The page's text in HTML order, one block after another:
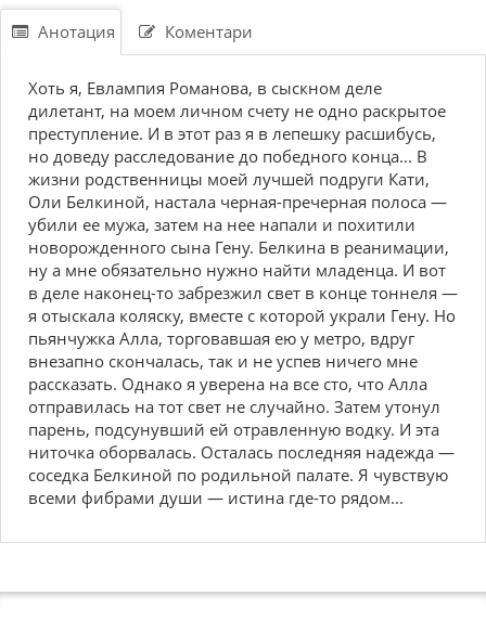
Анотация Коментари
Хоть я, Евлампия Романова, в сыскном деле
дилетант, на моем личном счету не одно раскрытое
преступление. И в этот раз я в лепешку расшибусь,
но доведу расследование до победного конца... В
жизни родственницы моей лучшей подруги Кати,
Оли Белкиной, настала черная-пречерная полоса —
убили ее мужа, затем на нее напали и похитили
новорожденного сына Гену. Белкина в реанимации,
ну а мне обязательно нужно найти младенца. И вот
в деле наконец-то забрезжил свет в конце тоннеля —
я отыскала коляску, вместе с которой украли Гену. Но
пьянчужка Алла, торговавшая ею у метро, вдруг
внезапно скончалась, так и не успев ничего мне
рассказать. Однако я уверена на все сто, что Алла
отправилась на тот свет не случайно. Затем утонул
парень, подсунувший ей отравленную водку. И эта
ниточка оборвалась. Осталась последняя надежда —
соседка Белкиной по родильной палате. Я чувствую
всеми фибрами души — истина где-то рядом...